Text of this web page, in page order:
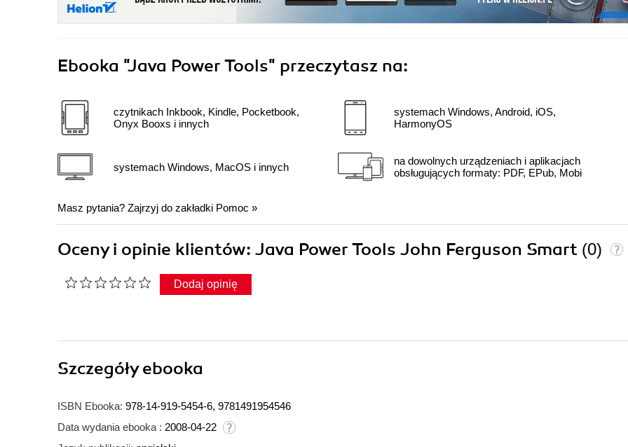
Ebooka "Java Power Tools" przeczytasz na:
czytnikach Inkbook, Kindle, Pocketbook,
Onyx Booxs i innych
systemach Windows, MacOS i innych
systemach Windows, Android, iOS,
HarmonyOS
na dowolnych urządzeniach i aplikacjach
obsługujących formaty: PDF, EPub, Mobi
Masz pytania? Zajrzyj do zakładki Pomoc »
Oceny i opinie klientów: Java Power Tools John Ferguson Smart (0)
Dodaj opinię
Szczegółyebooka
ISBN Ebooka: 978-14-919-5454-6, 9781491954546
Data wydania ebooka : 2008-04-22